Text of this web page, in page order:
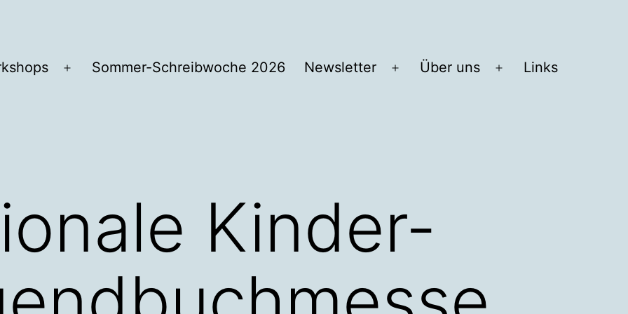
Menü
Sommer-Schreibwoche 2026 Newsletter
Menü
Über uns
Menü
Links
Kinder-